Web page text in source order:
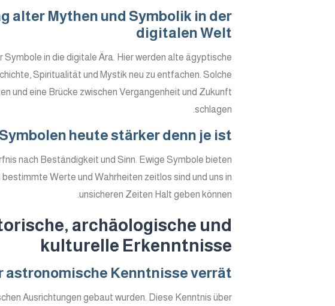
alter Mythen und Symbolik in der
digitalen Welt
in die digitale Ära. Hier werden alte ägyptische
Spiritualität und Mystik neu zu entfachen. Solche
und eine Brücke zwischen Vergangenheit und Zukunft
schlagen.
heute stärker denn je ist
nach Beständigkeit und Sinn. Ewige Symbole bieten
Werte und Wahrheiten zeitlos sind und uns in
unsicheren Zeiten Halt geben können.
archäologische und
kulturelle Erkenntnisse
astronomische Kenntnisse verrät
Ausrichtungen gebaut wurden. Diese Kenntnis über